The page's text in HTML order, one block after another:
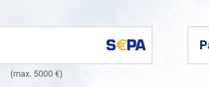
(max. 5000 €)